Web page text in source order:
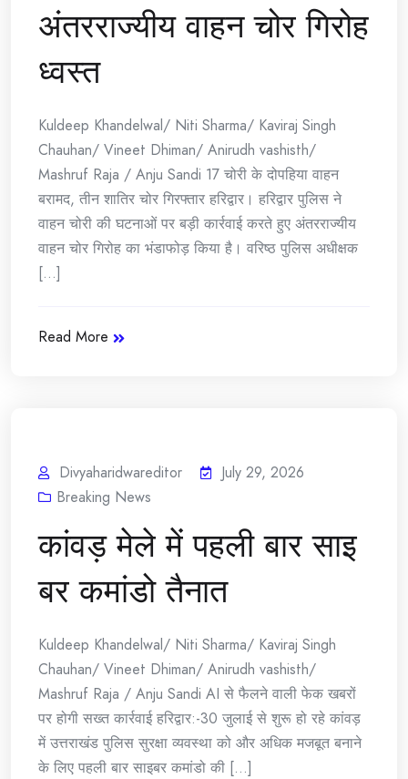
अंतरराज्यीय वाहन चोर गिरोह
ध्वस्त
Kuldeep Khandelwal/ Niti Sharma/ Kaviraj Singh
Chauhan/ Vineet Dhiman/ Anirudh vashisth/
Mashruf Raja / Anju Sandi 17 चोरी के दोपहिया वाहन
बरामद, तीन शातिर चोर गिरफ्तार हरिद्वार। हरिद्वार पुलिस ने
वाहन चोरी की घटनाओं पर बड़ी कार्रवाई करते हुए अंतरराज्यीय
वाहन चोर गिरोह का भंडाफोड़ किया है। वरिष्ठ पुलिस अधीक्षक
[...]
Read More
Divyaharidwareditor
July 29, 2026
Breaking News
कांवड़ मेले में पहली बार साइ
बर कमांडो तैनात
Kuldeep Khandelwal/ Niti Sharma/ Kaviraj Singh
Chauhan/ Vineet Dhiman/ Anirudh vashisth/
Mashruf Raja / Anju Sandi AI से फैलने वाली फेक खबरों
पर होगी सख्त कार्रवाई हरिद्वार:-30 जुलाई से शुरू हो रहे कांवड़
में उत्तराखंड पुलिस सुरक्षा व्यवस्था को और अधिक मजबूत बनाने
के लिए पहली बार साइबर कमांडो की [...]